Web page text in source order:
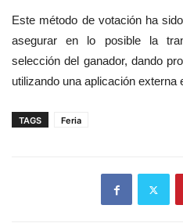
Este método de votación ha
asegurar en lo posible la
selección del ganador, dando
utilizando una aplicación externa
TAGS Feria